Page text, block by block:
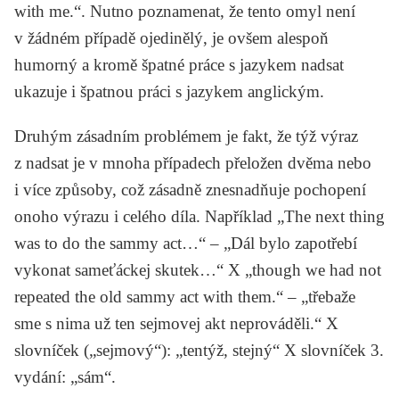
with me.“. Nutno poznamenat, že tento omyl není
v žádném případě ojedinělý, je ovšem alespoň
humorný a kromě špatné práce s jazykem nadsat
ukazuje i špatnou práci s jazykem anglickým.
Druhým zásadním problémem je fakt, že týž výraz
z nadsat je v mnoha případech přeložen dvěma nebo
i více způsoby, což zásadně znesnadňuje pochopení
onoho výrazu i celého díla. Například „The next thing
was to do the sammy act…“ – „Dál bylo zapotřebí
vykonat sameťáckej skutek…“ X „though we had not
repeated the old sammy act with them.“ – „třebaže
sme s nima už ten sejmovej akt neprováděli.“ X
slovníček („sejmový“): „tentýž, stejný“ X slovníček 3.
vydání: „sám“.